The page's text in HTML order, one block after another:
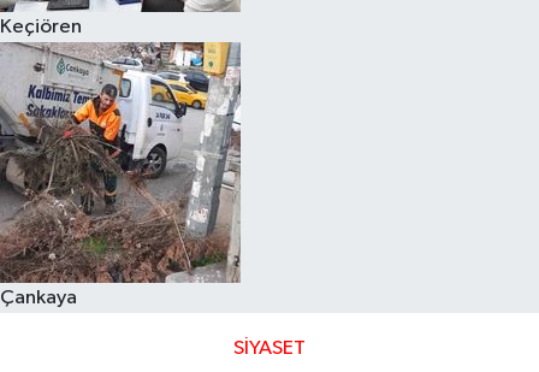
Keçiören
Çankaya
SIYASET